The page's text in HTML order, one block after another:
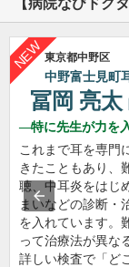
東京都中野区
中野富士見町
冨岡 亮太
特に先生が力を
これまで耳を専門
きたこともあり、
聴、中耳炎をはじ
まいなどの診断・
を入れています。
って治療法が異な
詳しい検査で「ど